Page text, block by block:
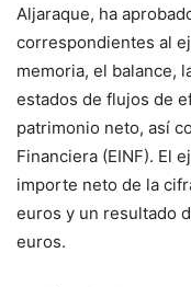
Aljaraque, ha
correspondientes al
memoria, el balance,
estados de flujos de
patrimonio neto, así
Financiera (EINF). El
importe neto de la
euros y un resultado
euros.